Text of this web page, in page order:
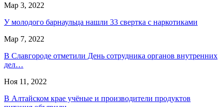
Мар 3, 2022
У молодого барнаульца нашли 33 свертка с наркотиками
Мар 7, 2022
В Славгороде отметили День сотрудника органов внутренних
дел…
Ноя 11, 2022
В Алтайском крае учёные и производители продуктов